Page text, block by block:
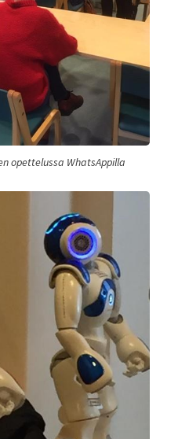
opettelussa WhatsAppilla